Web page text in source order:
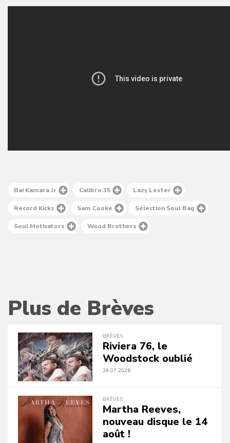
Bai Kamara Jr Calibro 35 Lazy Lester
Record Kicks Sam Cooke Sélection Soul Bag
Soul Motivators Wood Brothers
Plus de Brèves
BRÈVES
Riviera 76, le
Woodstock oublié
28.07.2026
BRÈVES
Martha Reeves,
nouveau disque le 14
août !